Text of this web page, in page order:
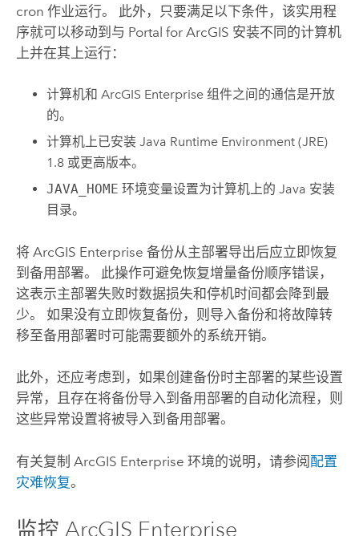
cron 作业运行。 此外，只要满足以下条件，该实用程
序就可以移动到与 Portal for ArcGIS 安装不同的计算机
上并在其上运行：
计算机和ArcGIS Enterprise 组件之间的通信是开放
的。
计算机上已安装Java Runtime Environment (JRE)
1.8 或更高版本。
JAVA_HOME 环境变量设置为计算机上的Java 安装
目录。
将 ArcGIS Enterprise 备份从主部署导出后应立即恢复
到备用部署。 此操作可避免恢复增量备份顺序错误，
这表示主部署失败时数据损失和停机时间都会降到最
少。 如果没有立即恢复备份，则导入备份和将故障转
移至备用部署时可能需要额外的系统开销。
此外，还应考虑到，如果创建备份时主部署的某些设置
异常，且存在将备份导入到备用部署的自动化流程，则
这些异常设置将被导入到备用部署。
有关复制 ArcGIS Enterprise 环境的说明，请参阅配置
灾难恢复。
监控 ArcGIS Enterprise